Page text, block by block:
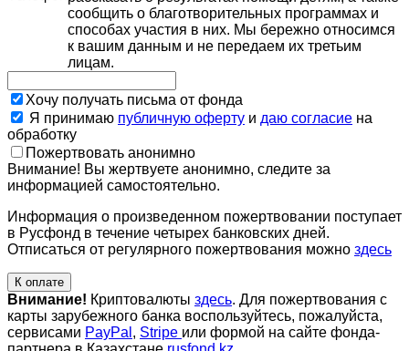
сообщить о благотворительных программах и
способах участия в них. Мы бережно относимся
к вашим данным и не передаем их третьим
лицам.
Хочу получать письма от фонда
Я принимаю публичную оферту и даю согласие на
обработку
Пожертвовать анонимно
Внимание! Вы жертвуете анонимно, следите за
информацией самостоятельно.
Информация о произведенном пожертвовании поступает
в Русфонд в течение четырех банковских дней.
Отписаться от регулярного пожертвования можно здесь
К оплате
Внимание! Криптовалюты здесь. Для пожертвования с
карты зарубежного банка воспользуйтесь, пожалуйста,
сервисами PayPal , Stripe или формой на сайте фонда-